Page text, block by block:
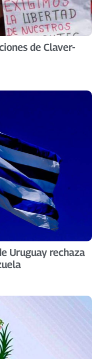
de Claver-
Uruguay rechaza